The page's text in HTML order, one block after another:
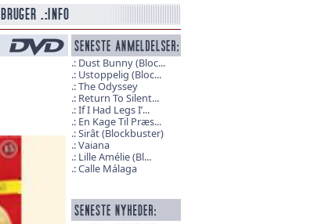
Dust Bunny (Bloc...
Ustoppelig (Bloc...
The Odyssey
Return To Silent...
If I Had Legs I’...
En Kage Til Præs...
Sirât (Blockbuster)
Vaiana
Lille Amélie (Bl...
Calle Málaga